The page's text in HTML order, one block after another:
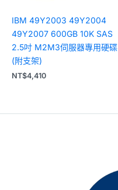
IBM 49Y2003 49Y2004
49Y2007 600GB 10K SAS
2.5吋 M2M3伺服器專用硬碟
(附支架)
NT$4,410